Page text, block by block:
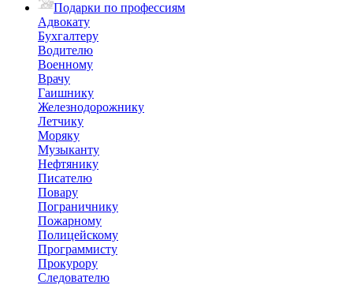
Подарки по профессиям
Адвокату
Бухгалтеру
Водителю
Военному
Врачу
Гаишнику
Железнодорожнику
Летчику
Моряку
Музыканту
Нефтянику
Писателю
Повару
Пограничнику
Пожарному
Полицейскому
Программисту
Прокурору
Следователю